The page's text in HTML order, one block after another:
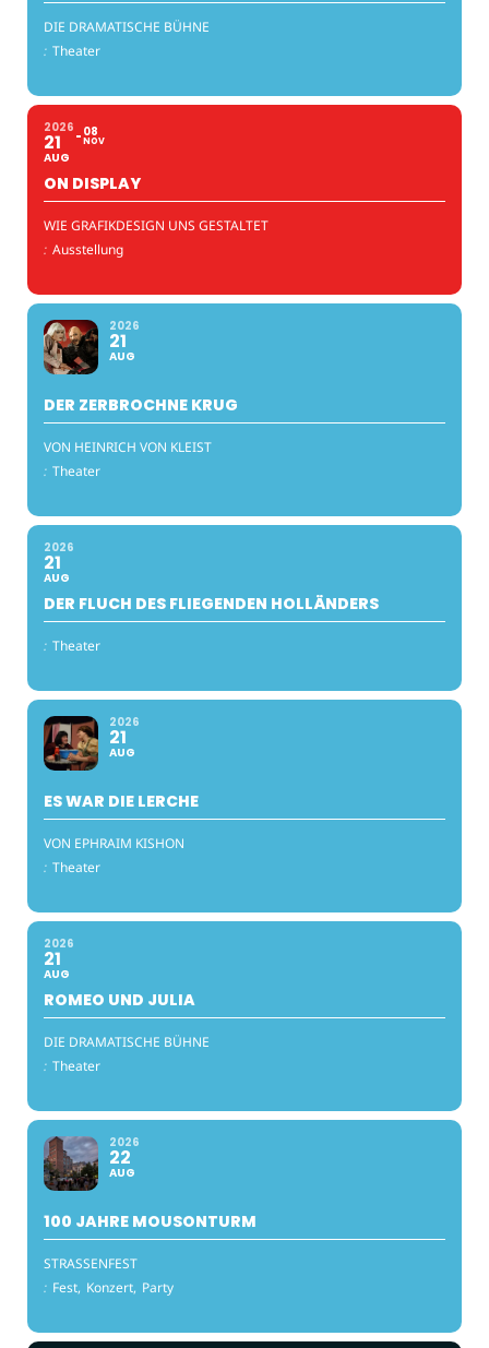
DIE DRAMATISCHE BÜHNE
: Theater
2026
21
AUG
08
NOV
ON DISPLAY
WIE GRAFIKDESIGN UNS GESTALTET
: Ausstellung
2026
21
AUG
DER ZERBROCHNE KRUG
VON HEINRICH VON KLEIST
: Theater
2026
21
AUG
DER FLUCH DES FLIEGENDEN HOLLÄNDERS
: Theater
2026
21
AUG
ES WAR DIE LERCHE
VON EPHRAIM KISHON
: Theater
2026
21
AUG
ROMEO UND JULIA
DIE DRAMATISCHE BÜHNE
: Theater
2026
22
AUG
100 JAHRE MOUSONTURM
STRASSENFEST
: Fest, Konzert, Party